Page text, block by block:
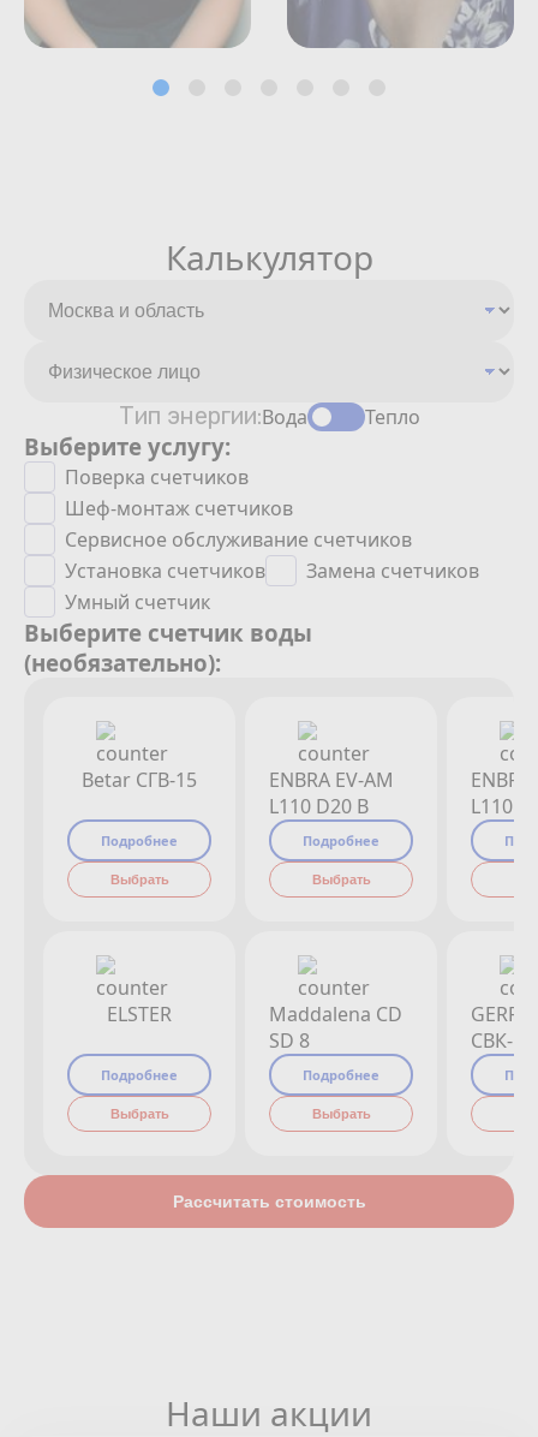
Калькулятор
Тип энергии:Вода Тепло
Выберите услугу:
Поверка счетчиков
Шеф-монтаж счетчиков
Сервисное обслуживание счетчиков
Установка счетчиков
Замена счетчиков
Умный счетчик
Выберите счетчик воды
(необязательно):
Betar СГВ-15
Подробнее
Выбрать
ELSTER
Подробнее
Выбрать
ENBRA EV-AM
L110 D20 B
Подробнее
Выбрать
Maddalena CD
SD 8
Подробнее
Выбрать
L110
СВК-
Рассчитать стоимость
Наши акции